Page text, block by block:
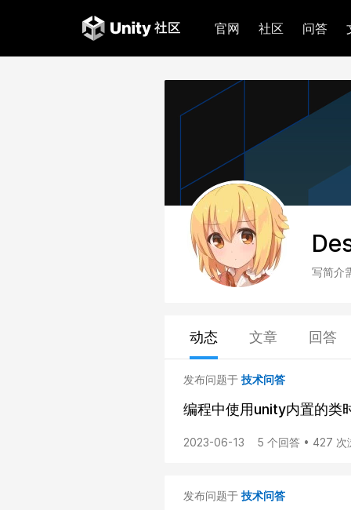
官网 社区 问答
写简介
动态 文章 回答
发布问题于 技术问答
编程中使用unity内置的类
2023-06-13 5 个回答 • 427 次
发布问题于 技术问答